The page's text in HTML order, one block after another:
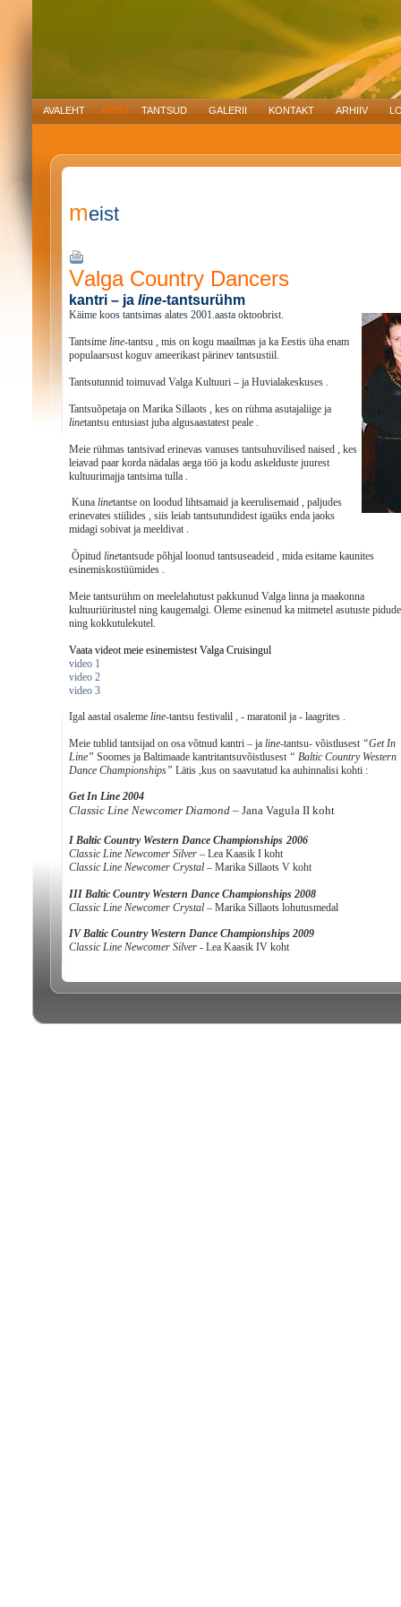
AVALEHT MEIST TANTSUD GALERII KONTAKT ARHIIV
meist
Valga Country Dancers
kantri – ja line-tantsurühm
Käime koos tantsimas alates 2001.aasta oktoobrist.
Tantsime line-tantsu , mis on kogu maailmas ja ka Eestis üha enam
populaarsust koguv ameerikast pärinev tantsustiil.
Tantsutunnid toimuvad Valga Kultuuri – ja Huvialakeskuses .
Tantsuõpetaja on Marika Sillaots , kes on rühma asutajaliige ja
linetantsu entusiast juba algusaastatest peale .
Meie rühmas tantsivad erinevas vanuses tantsuhuvilised naised , kes
leiavad paar korda nädalas aega töö ja kodu askelduste juurest
kultuurimajja tantsima tulla .
Kuna linetantse on loodud lihtsamaid ja keerulisemaid , paljudes
erinevates stiilides , siis leiab tantsutundidest igaüks enda jaoks
midagi sobivat ja meeldivat .
Õpitud linetantsude põhjal loonud tantsuseadeid , mida esitame kaunites
esinemiskostüümides .
Meie tantsurühm on meelelahutust pakkunud Valga linna ja maakonna
kultuuriüritustel ning kaugemalgi. Oleme esinenud ka mitmetel asutuste
ning kokkutulekutel.
Vaata videot meie esinemistest Valga Cruisingul
video 1
video 2
video 3
Igal aastal osaleme line-tantsu festivalil , - maratonil ja - laagrites .
Meie tublid tantsijad on osa võtnud kantri – ja line-tantsu- võistlusest “Get In
Line” Soomes ja Baltimaade kantritantsuvõistlusest “ Baltic Country Western
Dance Championships” Lätis ,kus on saavutatud ka auhinnalisi kohti :
Get In Line 2004
Classic Line Newcomer Diamond – Jana Vagula II koht
I Baltic Country Western Dance Championships 2006
Classic Line Newcomer Silver – Lea Kaasik I koht
Classic Line Newcomer Crystal – Marika Sillaots V koht
III Baltic Country Western Dance Championships 2008
Classic Line Newcomer Crystal – Marika Sillaots lohutusmedal
IV Baltic Country Western Dance Championships 2009
Classic Line Newcomer Silver - Lea Kaasik IV koht